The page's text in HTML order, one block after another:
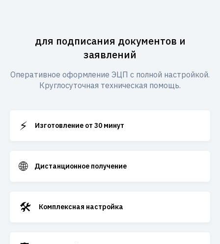
для подписания документов и
заявлений
Оперативное оформление ЭЦП с полной настройкой.
Круглосуточная техническая помощь.
⚡ Изготовление от 30 минут
🌐 Дистанционное получение
🛠️ Комплексная настройка